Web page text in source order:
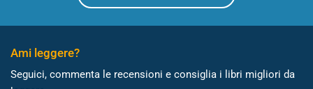
Ami leggere?
Seguici, commenta le recensioni e consiglia i libri migliori da